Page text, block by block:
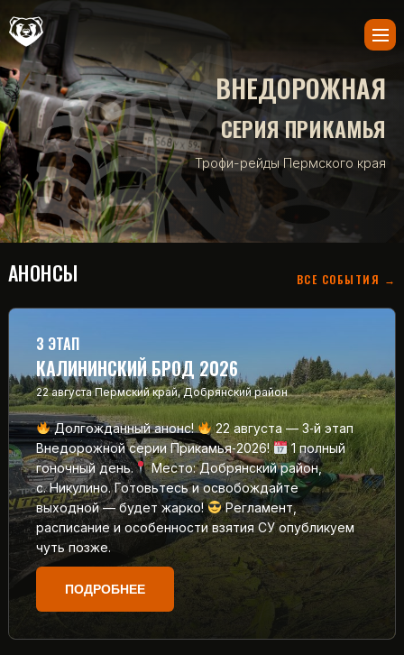
ВНЕДОРОЖНАЯ
СЕРИЯ ПРИКАМЬЯ
Трофи-рейды Пермского края
АНОНСЫ ВСЕ СОБЫТИЯ →
3 ЭТАП
КАЛИНИНСКИЙ БРОД 2026
22 августа Пермский край, Добрянский район
Долгожданный анонс!
22 августа — 3‑й этап
Внедорожной серии Прикамья‑2026!
1 полный
гоночный день.
Место: Добрянский район,
с. Никулино. Готовьтесь и освобождайте
выходной — будет жарко!
Регламент,
расписание и особенности взятия СУ опубликуем
чуть позже.
ПОДРОБНЕЕ